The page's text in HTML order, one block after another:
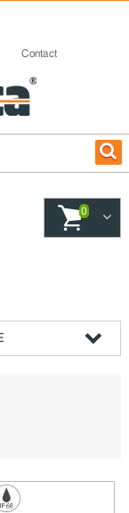
Contact
0